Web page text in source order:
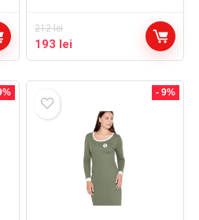
212lei
Prețul
inițial
212 lei.
193 lei
curent
- 9%